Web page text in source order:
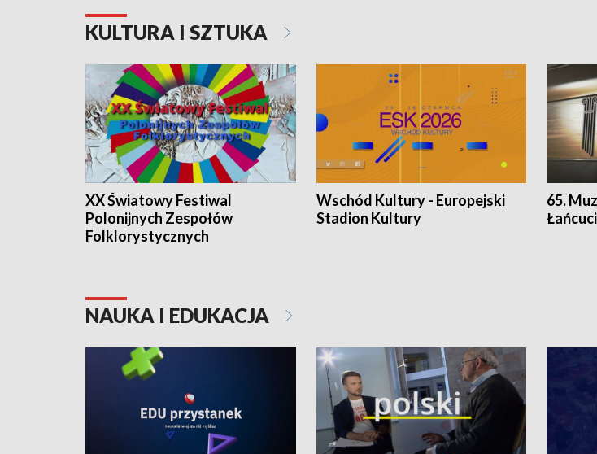
KULTURA I SZTUKA
XX Światowy Festiwal
Polonijnych Zespołów
Folklorystycznych
Wschód Kultury - Europejski
Stadion Kultury
65.
NAUKA I EDUKACJA